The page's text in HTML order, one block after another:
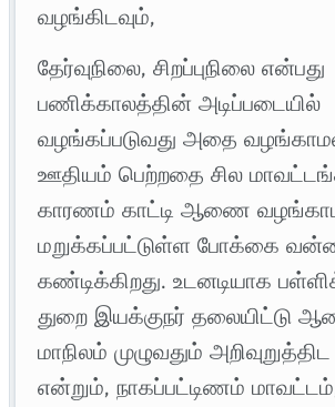
வழங்கிடவும்,
தேர்வுநிலை, சிறப்புநிலை என்பது
பணிக்காலத்தின் அடிப்படையில்
வழங்கப்படுவது அதை
ஊதியம் பெற்றதை சில
காரணம் காட்டி ஆணை
மறுக்கப்பட்டுள்ள போக்கை
கண்டிக்கிறது. உடனடியாக
துறை இயக்குநர் தலையிட்டு
மாநிலம் முழுவதும்
என்றும், நாகப்பட்டிணம்